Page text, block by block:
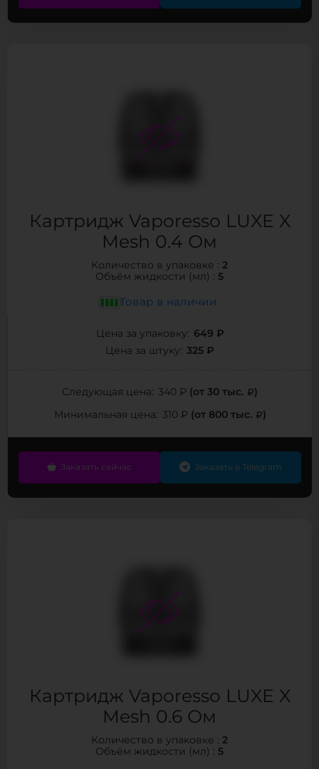
Картридж Vaporesso LUXE X
Mesh 0.4 Ом
Количество в упаковке : 2
Объём жидкости (мл) : 5
Товар в наличии
Цена за упаковку: 649 ₽
Цена за штуку: 325 ₽
Следующая цена: 340 ₽ (от 30 тыс. )
Минимальная цена: 310 ₽ (от 800 тыс. )
Заказать сейчас Заказать в Telegram
Картридж Vaporesso LUXE X
Mesh 0.6 Ом
Количество в упаковке : 2
Объём жидкости (мл) : 5